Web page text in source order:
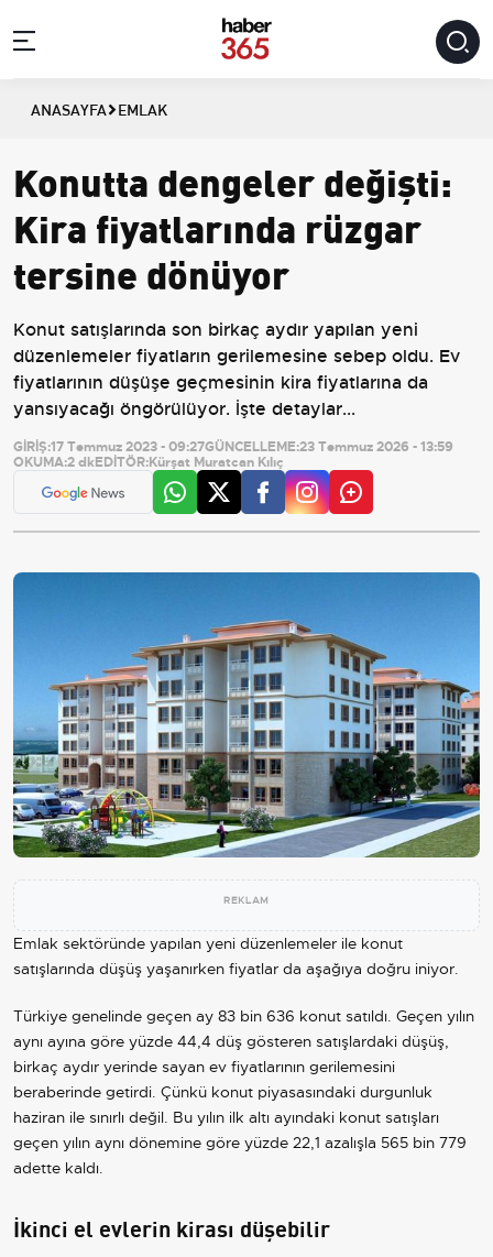
ANASAYFA EMLAK
Konutta dengeler değişti:
Kira fiyatlarında rüzgar
tersine dönüyor
Konut satışlarında son birkaç aydır yapılan yeni
düzenlemeler fiyatların gerilemesine sebep oldu. Ev
fiyatlarının düşüşe geçmesinin kira fiyatlarına da
yansıyacağı öngörülüyor. İşte detaylar...
GİRİŞ:17 Temmuz 2023 - 09:27GÜNCELLEME:23 Temmuz 2026 - 13:59
OKUMA:2 dkEDİTÖR:Kürşat Muratcan Kılıç
REKLAM
Emlak sektöründe yapılan yeni düzenlemeler ile konut
satışlarında düşüş yaşanırken fiyatlar da aşağıya doğru iniyor.
Türkiye genelinde geçen ay 83 bin 636 konut satıldı. Geçen yılın
aynı ayına göre yüzde 44,4 düş gösteren satışlardaki düşüş,
birkaç aydır yerinde sayan ev fiyatlarının gerilemesini
beraberinde getirdi. Çünkü konut piyasasındaki durgunluk
haziran ile sınırlı değil. Bu yılın ilk altı ayındaki konut satışları
geçen yılın aynı dönemine göre yüzde 22,1 azalışla 565 bin 779
adette kaldı.
İkinci el evlerin kirası düşebilir